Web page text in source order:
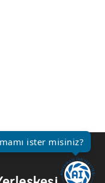
ister misiniz?